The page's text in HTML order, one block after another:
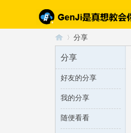
›
分享
分享
好友的分享
我的分享
随便看看